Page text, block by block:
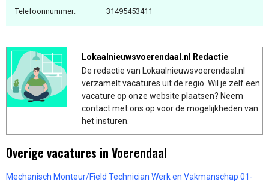
Telefoonnummer: 31495453411
Lokaalnieuwsvoerendaal.nl Redactie
De redactie van Lokaalnieuwsvoerendaal.nl
verzamelt vacatures uit de regio. Wil je zelf een
vacature op onze website plaatsen? Neem
contact met ons op voor de mogelijkheden van
het insturen.
Overige vacatures in Voerendaal
Mechanisch Monteur/Field Technician Werk en Vakmanschap 01-